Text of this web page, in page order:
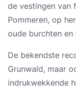
de vestingen van
Pommeren, op
oude burchten en
De bekendste
Grunwald, maar
indrukwekkende